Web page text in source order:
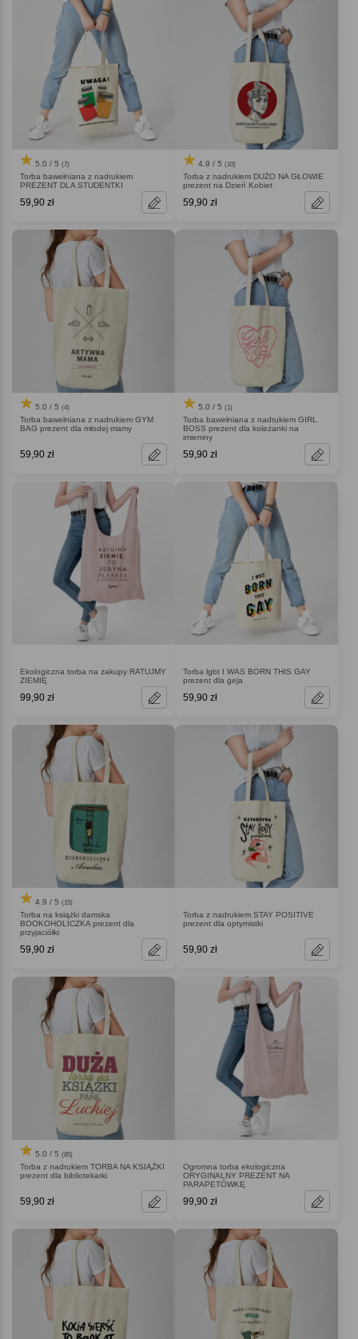
5.0 / 5 (7)
Torba bawełniana z nadrukiem
PREZENT DLA STUDENTKI
59,90 zł
4.9 / 5 (10)
Torba z nadrukiem DUŻO NA GŁOWIE
prezent na Dzień Kobiet
59,90 zł
5.0 / 5 (4)
Torba bawełniana z nadrukiem GYM
BAG prezent dla młodej mamy
59,90 zł
5.0 / 5 (1)
Torba bawełniana z nadrukiem GIRL
BOSS prezent dla koleżanki na
imieniny
59,90 zł
Ekologiczna torba na zakupy RATUJMY
ZIEMIĘ
99,90 zł
Torba lgbt I WAS BORN THIS GAY
prezent dla geja
59,90 zł
4.9 / 5 (15)
Torba na książki damska
BOOKOHOLICZKA prezent dla
przyjaciółki
59,90 zł
Torba z nadrukiem STAY POSITIVE
prezent dla optymistki
59,90 zł
5.0 / 5 (85)
Torba z nadrukiem TORBA NA KSIĄŻKI
prezent dla bibliotekarki
59,90 zł
Ogromna torba ekologiczna
ORYGINALNY PREZENT NA
PARAPETÓWKĘ
99,90 zł